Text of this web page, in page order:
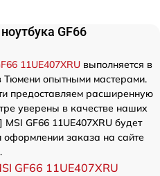
GF66
11UE407XRU выполняется в
опытными мастерами.
предоставляем расширенную
уверены в качестве наших
GF66 11UE407XRU будет
заказа на сайте
GF66 11UE407XRU